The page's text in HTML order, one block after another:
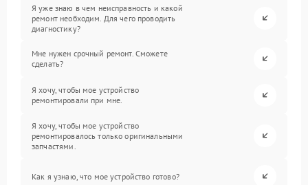
Я уже знаю в чем неисправность и какой
ремонт необходим. Для чего проводить
диагностику?
Мне нужен срочный ремонт. Сможете
сделать?
Я хочу, чтобы мое устройство
ремонтировали при мне.
Я хочу, чтобы мое устройство
ремонтировалось только оригинальными
запчастями.
Как я узнаю, что мое устройство готово?